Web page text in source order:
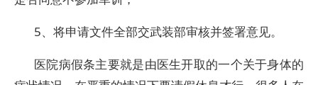
5、将申请文件全部交武装部审核并签署意见。
医院病假条主要就是由医生开取的一个关于身体的